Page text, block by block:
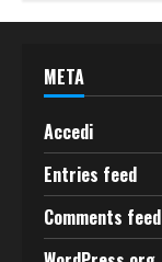
META
Accedi
Entries feed
Comments feed